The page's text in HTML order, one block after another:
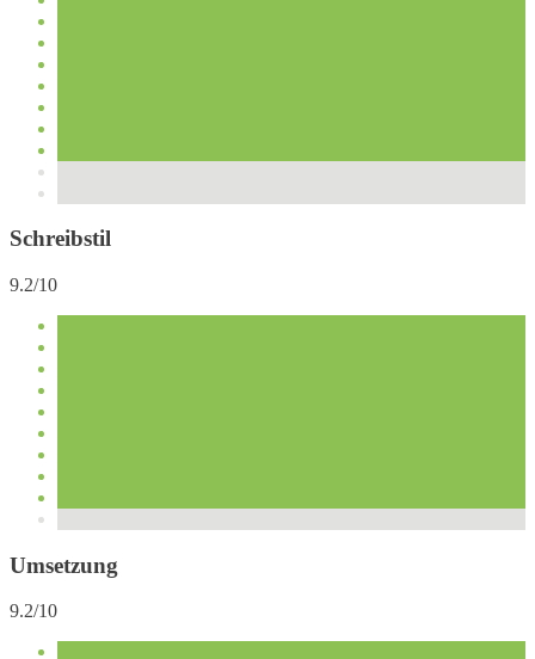
Schreibstil
9.2/10
Umsetzung
9.2/10